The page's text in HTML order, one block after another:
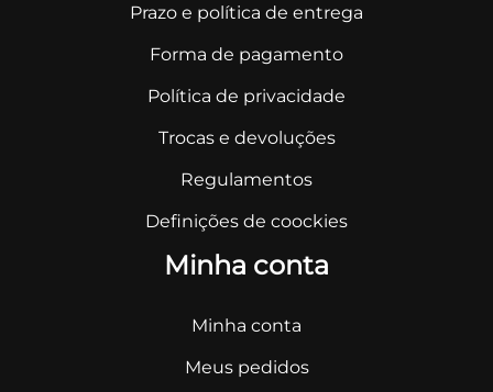
Prazo e política de entrega
Forma de pagamento
Política de privacidade
Trocas e devoluções
Regulamentos
Definições de coockies
Minha conta
Minha conta
Meus pedidos